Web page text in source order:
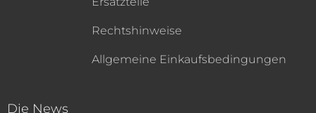
Rechtshinweise
Allgemeine Einkaufsbedingungen
Die News